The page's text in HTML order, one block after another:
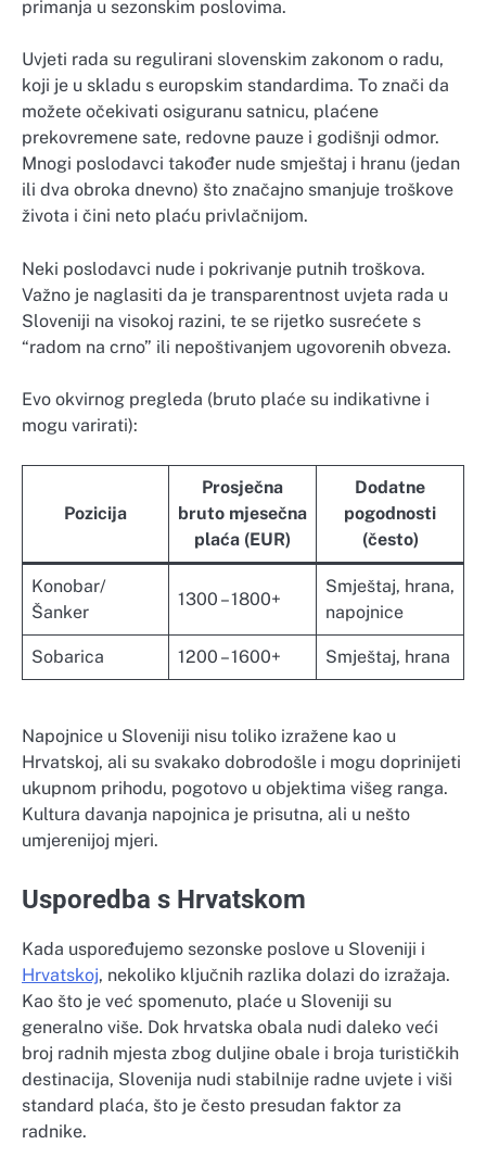
primanja u sezonskim poslovima.
Uvjeti rada su regulirani slovenskim zakonom o radu,
koji je u skladu s europskim standardima. To znači da
možete očekivati osiguranu satnicu, plaćene
prekovremene sate, redovne pauze i godišnji odmor.
Mnogi poslodavci također nude smještaj i hranu (jedan
ili dva obroka dnevno) što značajno smanjuje troškove
života i čini neto plaću privlačnijom.
Neki poslodavci nude i pokrivanje putnih troškova.
Važno je naglasiti da je transparentnost uvjeta rada u
Sloveniji na visokoj razini, te se rijetko susrećete s
“radom na crno” ili nepoštivanjem ugovorenih obveza.
Evo okvirnog pregleda (bruto plaće su indikativne i
mogu varirati):
Pozicija
Prosječna
bruto mjesečna
plaća (EUR)
Dodatne
pogodnosti
(često)
Konobar/
Šanker
1300 – 1800+
Smještaj, hrana,
napojnice
Sobarica 1200 – 1600+ Smještaj, hrana
Napojnice u Sloveniji nisu toliko izražene kao u
Hrvatskoj, ali su svakako dobrodošle i mogu doprinijeti
ukupnom prihodu, pogotovo u objektima višeg ranga.
Kultura davanja napojnica je prisutna, ali u nešto
umjerenijoj mjeri.
Usporedba s Hrvatskom
Kada uspoređujemo sezonske poslove u Sloveniji i
Hrvatskoj, nekoliko ključnih razlika dolazi do izražaja.
Kao što je već spomenuto, plaće u Sloveniji su
generalno više. Dok hrvatska obala nudi daleko veći
broj radnih mjesta zbog duljine obale i broja turističkih
destinacija, Slovenija nudi stabilnije radne uvjete i viši
standard plaća, što je često presudan faktor za
radnike.